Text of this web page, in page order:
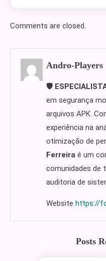
Comments are closed.
Andro-Players
🛡️
em segurança
arquivos APK.
experiência na
otimização de
Ferreira é um
comunidades de
auditoria de
Website https://
Posts